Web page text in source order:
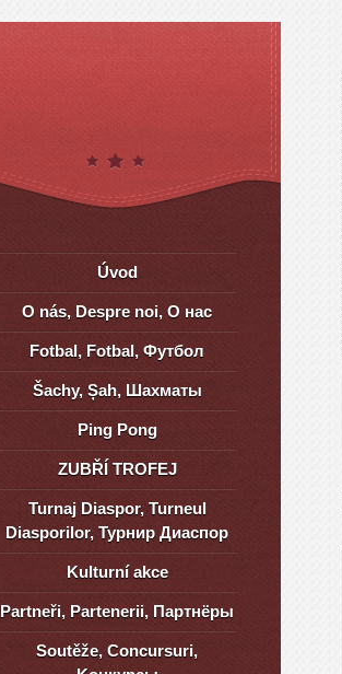
Úvod
O nás, Despre noi, О нас
Fotbal, Fotbal, Футбол
Šachy, Șah, Шахматы
Ping Pong
ZUBŘÍ TROFEJ
Turnaj Diaspor, Turneul
Diasporilor, Турнир Диаспор
Kulturní akce
Partneři, Partenerii, Партнёры
Soutěže, Concursuri,